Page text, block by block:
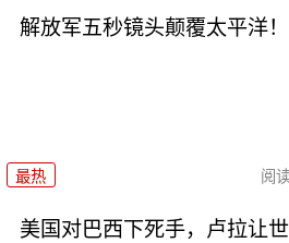
解放军五秒镜头颠覆太平洋
最热 阅
美国对巴西下死手，卢拉让